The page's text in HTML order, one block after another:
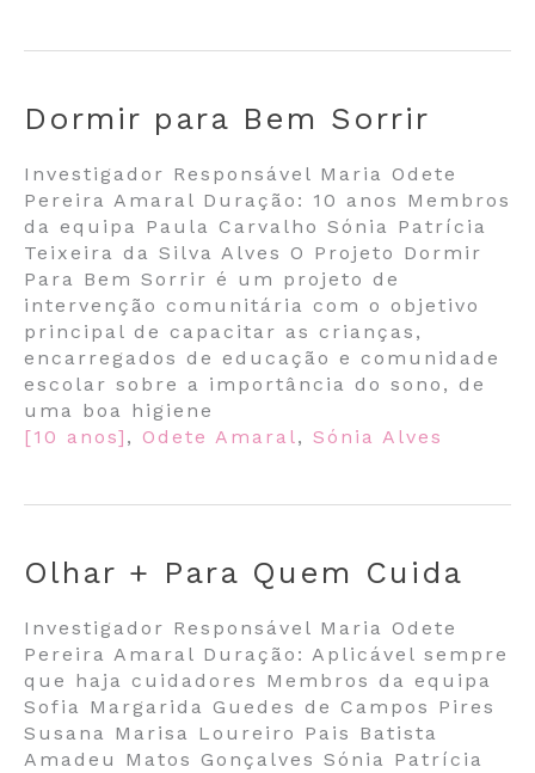
Dormir para Bem Sorrir
Investigador Responsável Maria Odete
Pereira Amaral Duração: 10 anos Membros
da equipa Paula Carvalho Sónia Patrícia
Teixeira da Silva Alves O Projeto Dormir
Para Bem Sorrir é um projeto de
intervenção comunitária com o objetivo
principal de capacitar as crianças,
encarregados de educação e comunidade
escolar sobre a importância do sono, de
uma boa higiene
[10 anos] , Odete Amaral, Sónia Alves
Olhar + Para Quem Cuida
Investigador Responsável Maria Odete
Pereira Amaral Duração: Aplicável sempre
que haja cuidadores Membros da equipa
Sofia Margarida Guedes de Campos Pires
Susana Marisa Loureiro Pais Batista
Amadeu Matos Gonçalves Sónia Patrícia